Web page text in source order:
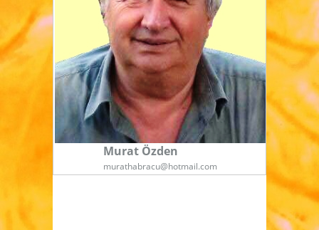
Murat Özden
murathabracu@hotmail.com